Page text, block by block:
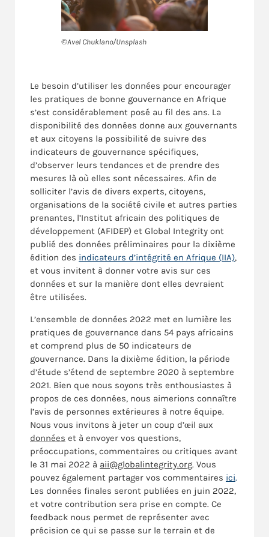
©Avel Chuklano/Unsplash
Le besoin d’utiliser les données pour encourager
les pratiques de bonne gouvernance en Afrique
s’est considérablement posé au fil des ans. La
disponibilité des données donne aux gouvernants
et aux citoyens la possibilité de suivre des
indicateurs de gouvernance spécifiques,
d’observer leurs tendances et de prendre des
mesures là où elles sont nécessaires. Afin de
solliciter l’avis de divers experts, citoyens,
organisations de la société civile et autres parties
prenantes, l’Institut africain des politiques de
développement (AFIDEP) et Global Integrity ont
publié des données préliminaires pour la dixième
édition des indicateurs d’intégrité en Afrique (IIA),
et vous invitent à donner votre avis sur ces
données et sur la manière dont elles devraient
être utilisées.
L’ensemble de données 2022 met en lumière les
pratiques de gouvernance dans 54 pays africains
et comprend plus de 50 indicateurs de
gouvernance. Dans la dixième édition, la période
d’étude s’étend de septembre 2020 à septembre
2021. Bien que nous soyons très enthousiastes à
propos de ces données, nous aimerions connaître
l’avis de personnes extérieures à notre équipe.
Nous vous invitons à jeter un coup d’œil aux
données et à envoyer vos questions,
préoccupations, commentaires ou critiques avant
le 31 mai 2022 à aii@globalintegrity.org. Vous
pouvez également partager vos commentaires ici.
Les données finales seront publiées en juin 2022,
et votre contribution sera prise en compte. Ce
feedback nous permet de représenter avec
précision ce qui se passe sur le terrain et de